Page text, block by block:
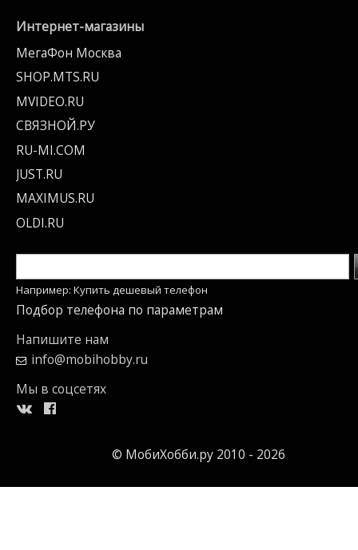
Интернет-магазины
МегаФон Москва
SHOP.MTS.RU
MVIDEO.RU
СВЯЗНОЙ.РУ
RU-MI.COM
JUST.RU
MAXIMUS.RU
OLDI.RU
Например: Купить дешевый телефон
Подбор телефона по параметрам
Напишите нам
info@mobihobby.ru
Мы в соцсетях
© МобиХобби.ру 2010 - 2026